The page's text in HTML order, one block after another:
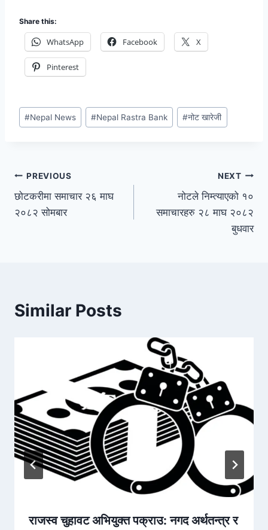
Share this:
WhatsApp Facebook X
Pinterest
#Nepal News #Nepal Rastra Bank #नोट खारेजी
PREVIOUS
छोटकरीमा समाचार २६ माघ
२०८२ सोमबार
NEXT
नोटले निम्त्याएको १०
समाचारहरु २८ माघ २०८२
बुधवार
Similar Posts
राजस्व चुहावट अभियुक्त पक्राउ: नगद अर्थतन्त्र र